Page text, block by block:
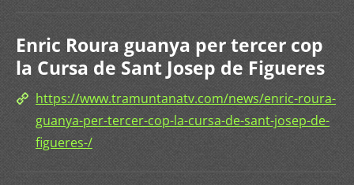
Enric Roura guanya per tercer cop
la Cursa de Sant Josep de Figueres
https://www.tramuntanatv.com/news/enric-roura-
guanya-per-tercer-cop-la-cursa-de-sant-josep-de-
figueres-/